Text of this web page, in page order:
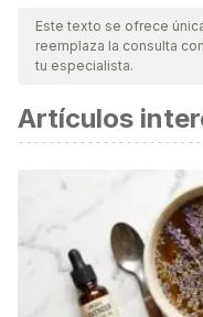
nuestro equipo, para
vigencia y validez.La
científica.
Muñeton Santa, G.,
(2017). Toma de
ciencia aplicada del
Luna Bernal,
Francisco Augusto
Este texto se ofrece
reemplaza la consulta
tu especialista.
Artículos